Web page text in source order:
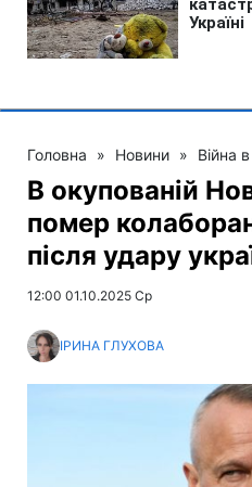
Головна » Новини » Війна
В окупованій
помер
після удару
12:00 01.10.2025 Ср
ІРИНА ГЛУХОВА